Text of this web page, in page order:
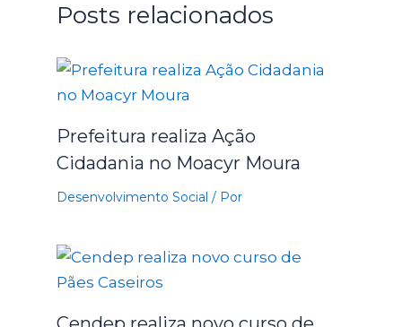
Posts relacionados
Prefeitura realiza Ação
Cidadania no Moacyr Moura
Desenvolvimento Social / Por